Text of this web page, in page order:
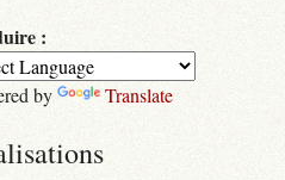
:
by Translate